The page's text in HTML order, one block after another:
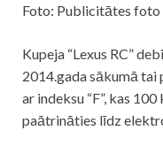
Foto: Publicitātes foto
Kupeja “Lexus RC”
2014.gada sākumā
ar indeksu “F”, kas
paātrināties līdz